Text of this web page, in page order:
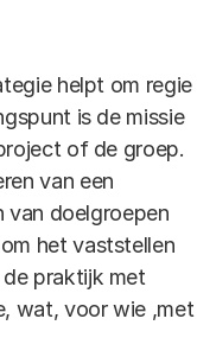
helpt om regie
is de missie
of de groep.
van een
doelgroepen
het vaststellen
praktijk met
wat, voor wie ,met